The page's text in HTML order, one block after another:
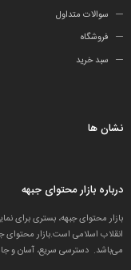
سوالات متداول
فروشگاه
سبد خرید
نشان ها
درباره بازار محتوای جبهه
بازار محتوای جبهه، بستری برای
انقلاب اسلامی است.بازار محتوای
می‌باشد. دسترسی سریع، آسان و